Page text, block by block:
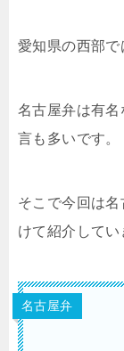
愛知県の西部で
名古屋弁は有
言も多いです。
そこで今回は
けて紹介してい
名古屋弁